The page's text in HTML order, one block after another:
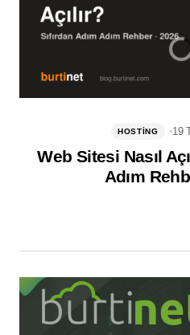
Web Sitesi Nasıl
Adım
HOSTING 19